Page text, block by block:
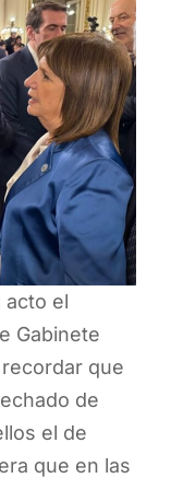
acto el
Gabinete
que
de
el de
que en las